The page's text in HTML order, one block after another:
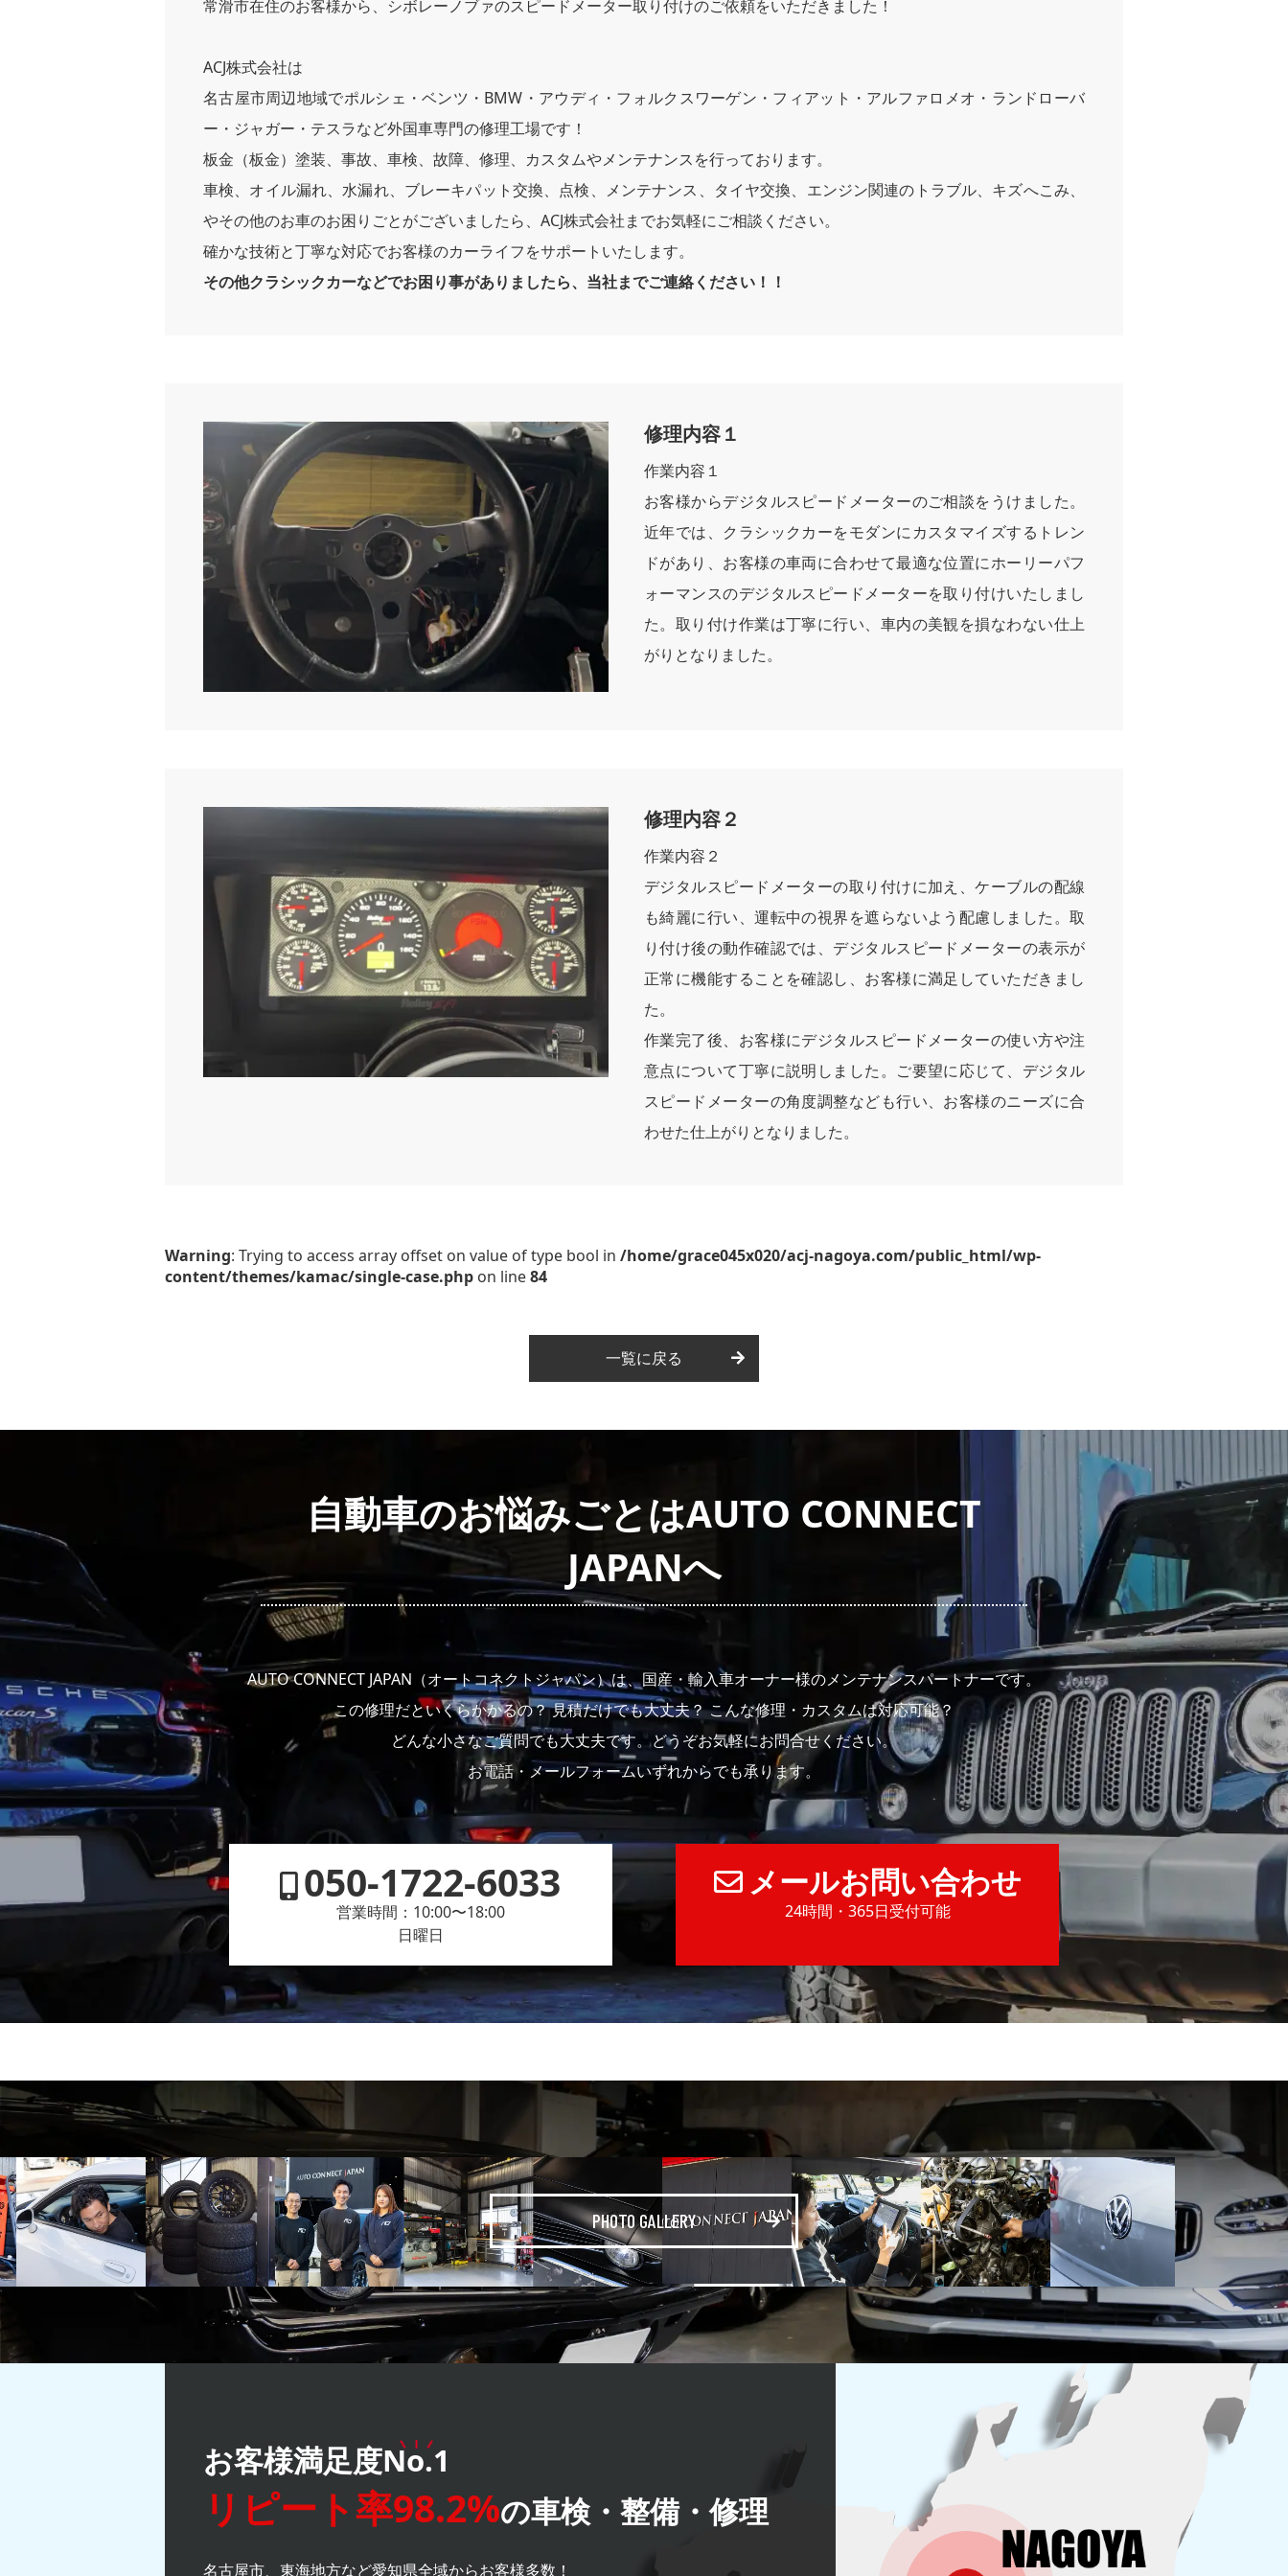
常滑市在住のお客様から、シボレーノブァのスピードメーター取り付けのご依頼をいただきました！
ACJ株式会社は
名古屋市周辺地域でポルシェ・ベンツ・BMW・アウディ・フォルクスワーゲン・フィアット・アルファロメオ・ランドローバ
ー・ジャガー・テスラなど外国車専門の修理工場です！
板金（板金）塗装、事故、車検、故障、修理、カスタムやメンテナンスを行っております。
車検、オイル漏れ、水漏れ、ブレーキパット交換、点検、メンテナンス、タイヤ交換、エンジン関連のトラブル、キズへこみ、
やその他のお車のお困りごとがございましたら、ACJ株式会社までお気軽にご相談ください。
確かな技術と丁寧な対応でお客様のカーライフをサポートいたします。
その他クラシックカーなどでお困り事がありましたら、当社までご連絡ください！！
修理内容１
作業内容１
お客様からデジタルスピードメーターのご相談をうけました。
近年では、クラシックカーをモダンにカスタマイズするトレン
ドがあり、お客様の車両に合わせて最適な位置にホーリーパフ
ォーマンスのデジタルスピードメーターを取り付けいたしまし
た。取り付け作業は丁寧に行い、車内の美観を損なわない仕上
がりとなりました。
修理内容２
作業内容２
デジタルスピードメーターの取り付けに加え、ケーブルの配線
も綺麗に行い、運転中の視界を遮らないよう配慮しました。取
り付け後の動作確認では、デジタルスピードメーターの表示が
正常に機能することを確認し、お客様に満足していただきまし
た。
作業完了後、お客様にデジタルスピードメーターの使い方や注
意点について丁寧に説明しました。ご要望に応じて、デジタル
スピードメーターの角度調整なども行い、お客様のニーズに合
わせた仕上がりとなりました。
Warning: Trying to access array offset on value of type bool in /home/grace045x020/acj-nagoya.com/public_html/wp-
content/themes/kamac/single-case.php on line84
一覧に戻る
自動車のお悩みごとはAUTO CONNECT
JAPANへ
AUTO CONNECT JAPAN（オートコネクトジャパン）は、国産・輸入車オーナー様のメンテナンスパートナーです。
この修理だといくらかかるの？ 見積だけでも大丈夫？ こんな修理・カスタムは対応可能？
どんな小さなご質問でも大丈夫です。どうぞお気軽にお問合せください。
お電話・メールフォームいずれからでも承ります。
050-1722-6033
営業時間：10:00〜18:00
日曜日
メールお問い合わせ
24時間・365日受付可能
PHOTO GALLERY
お客様満足度No.1
リピート率98.2%の車検・整備・修理
名古屋市、東海地方など愛知県全域からお客様多数！